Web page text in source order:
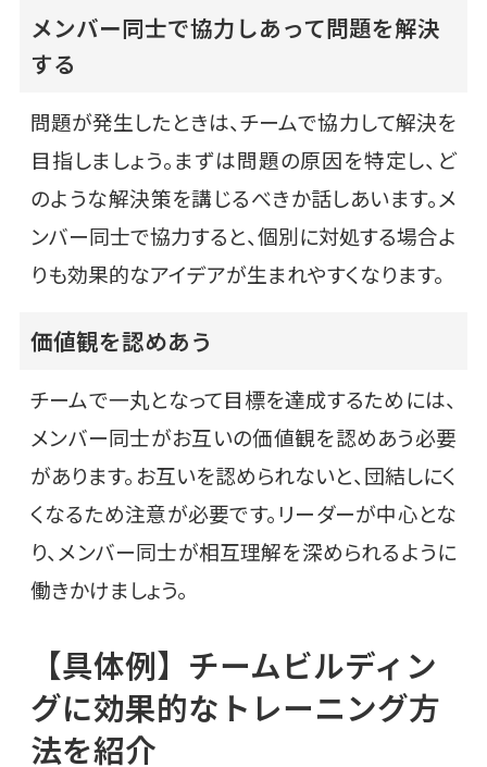
メンバー同士で協力しあって問題を解決
する
問題が発生したときは、チームで協力して解決を
目指しましょう。まずは問題の原因を特定し、ど
のような解決策を講じるべきか話しあいます。メ
ンバー同士で協力すると、個別に対処する場合よ
りも効果的なアイデアが生まれやすくなります。
価値観を認めあう
チームで一丸となって目標を達成するためには、
メンバー同士がお互いの価値観を認めあう必要
があります。お互いを認められないと、団結しにく
くなるため注意が必要です。リーダーが中心とな
り、メンバー同士が相互理解を深められるように
働きかけましょう。
【具体例】チームビルディン
グに効果的なトレーニング方
法を紹介